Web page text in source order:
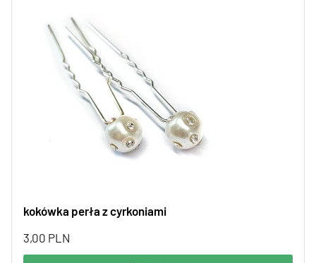
kokówka perła z cyrkoniami
3,00 PLN